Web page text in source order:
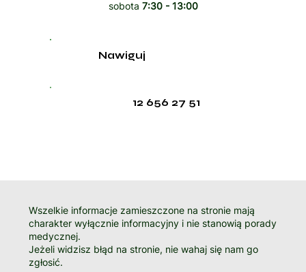
sobota 7:30 - 13:00
12 656 27 51
Nawiguj
Wszelkie informacje zamieszczone na stronie mają
charakter wyłącznie informacyjny i nie stanowią porady
medycznej.
Jeżeli widzisz błąd na stronie, nie wahaj się nam go
zgłosić.